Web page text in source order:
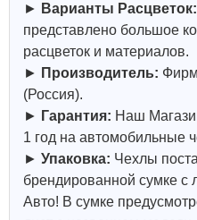
► Варианты Расцветок:
представлено большое
расцветок и материалов.
► Производитель:
(Россия).
► Гарантия: Наш
1 год на автомобильные
► Упаковка: Чехлы
брендированной сумке с
Авто! В сумке